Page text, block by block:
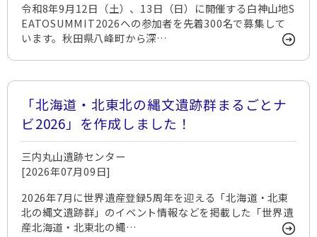
令和8年9月12日（土）、13日（日）に開催する白神山地S
EATOSUMMIT2026への参加者を先着300名で募集して
います。秋田県八峰町から深…
「北海道・北東北の縄文遺跡群まるごとナ
ビ2026」を作成しました！
三内丸山遺跡センター
[2026年07月09日]
2026年7月に世界遺産登録5周年を迎える「北海道・北東
北の縄文遺跡群」のイベント情報などを掲載した「世界遺
産北海道・北東北の縄…